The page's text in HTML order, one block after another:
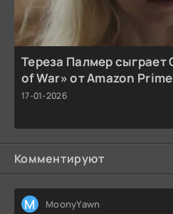
Тереза Палмер сыграет
of War» от Amazon
17-01-2026
Комментируют
M MoonyYawn